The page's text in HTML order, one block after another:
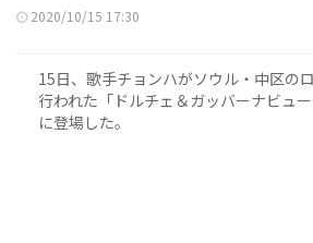
2020/10/15 17:30
15日、歌手チョンハがソウル・中区の
行われた「ドルチェ＆ガッバーナビュ
に登場した。